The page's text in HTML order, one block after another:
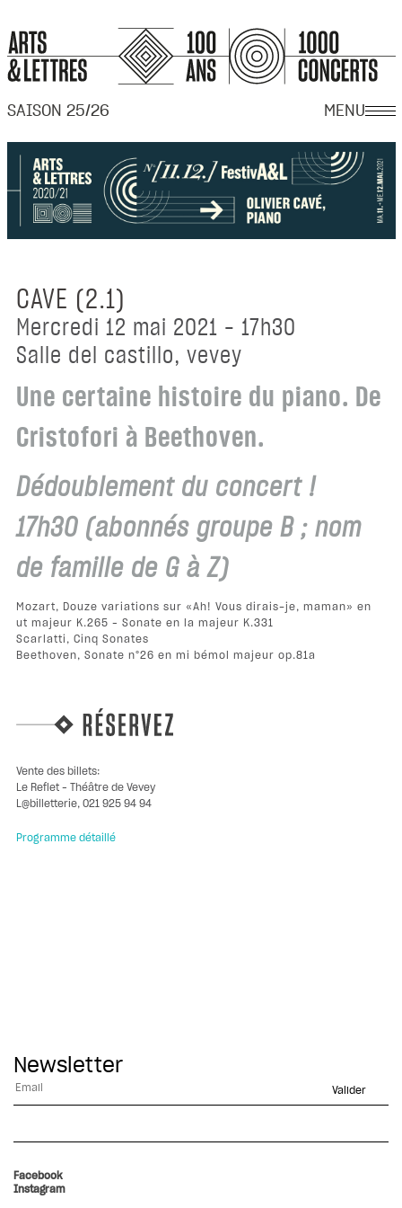
SAISON 25/26 MENU
CAVE (2.1)
mercredi 12 mai 2021 - 17h30
salle del castillo, vevey
Une certaine histoire du piano. De
Cristofori à Beethoven.
Dédoublement du concert !
17h30 (abonnés groupe B ; nom
de famille de G à Z)
Mozart, Douze variations sur «Ah! Vous dirais-je, maman» en
ut majeur K.265 – Sonate en la majeur K.331
Scarlatti, Cinq Sonates
Beethoven, Sonate n°26 en mi bémol majeur op.81a
Vente des billets:
Le Reflet – Théâtre de Vevey
L@billetterie, 021 925 94 94
Programme détaillé
Newsletter
Facebook
Instagram